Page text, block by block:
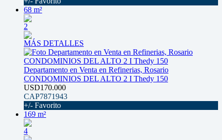
68 m²
2
MÁS DETALLES
Departamento en Venta en Refinerias, Rosario
CONDOMINIOS DEL ALTO 2 I Thedy 150
USD170.000
CAP7871943
+/- Favorito
169 m²
4